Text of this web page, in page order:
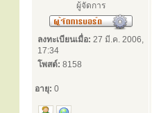
ผู้จัดการ
ลงทะเบียนเมื่อ: 27 มี.ค. 2006,
17:34
โพสต์: 8158
อายุ: 0